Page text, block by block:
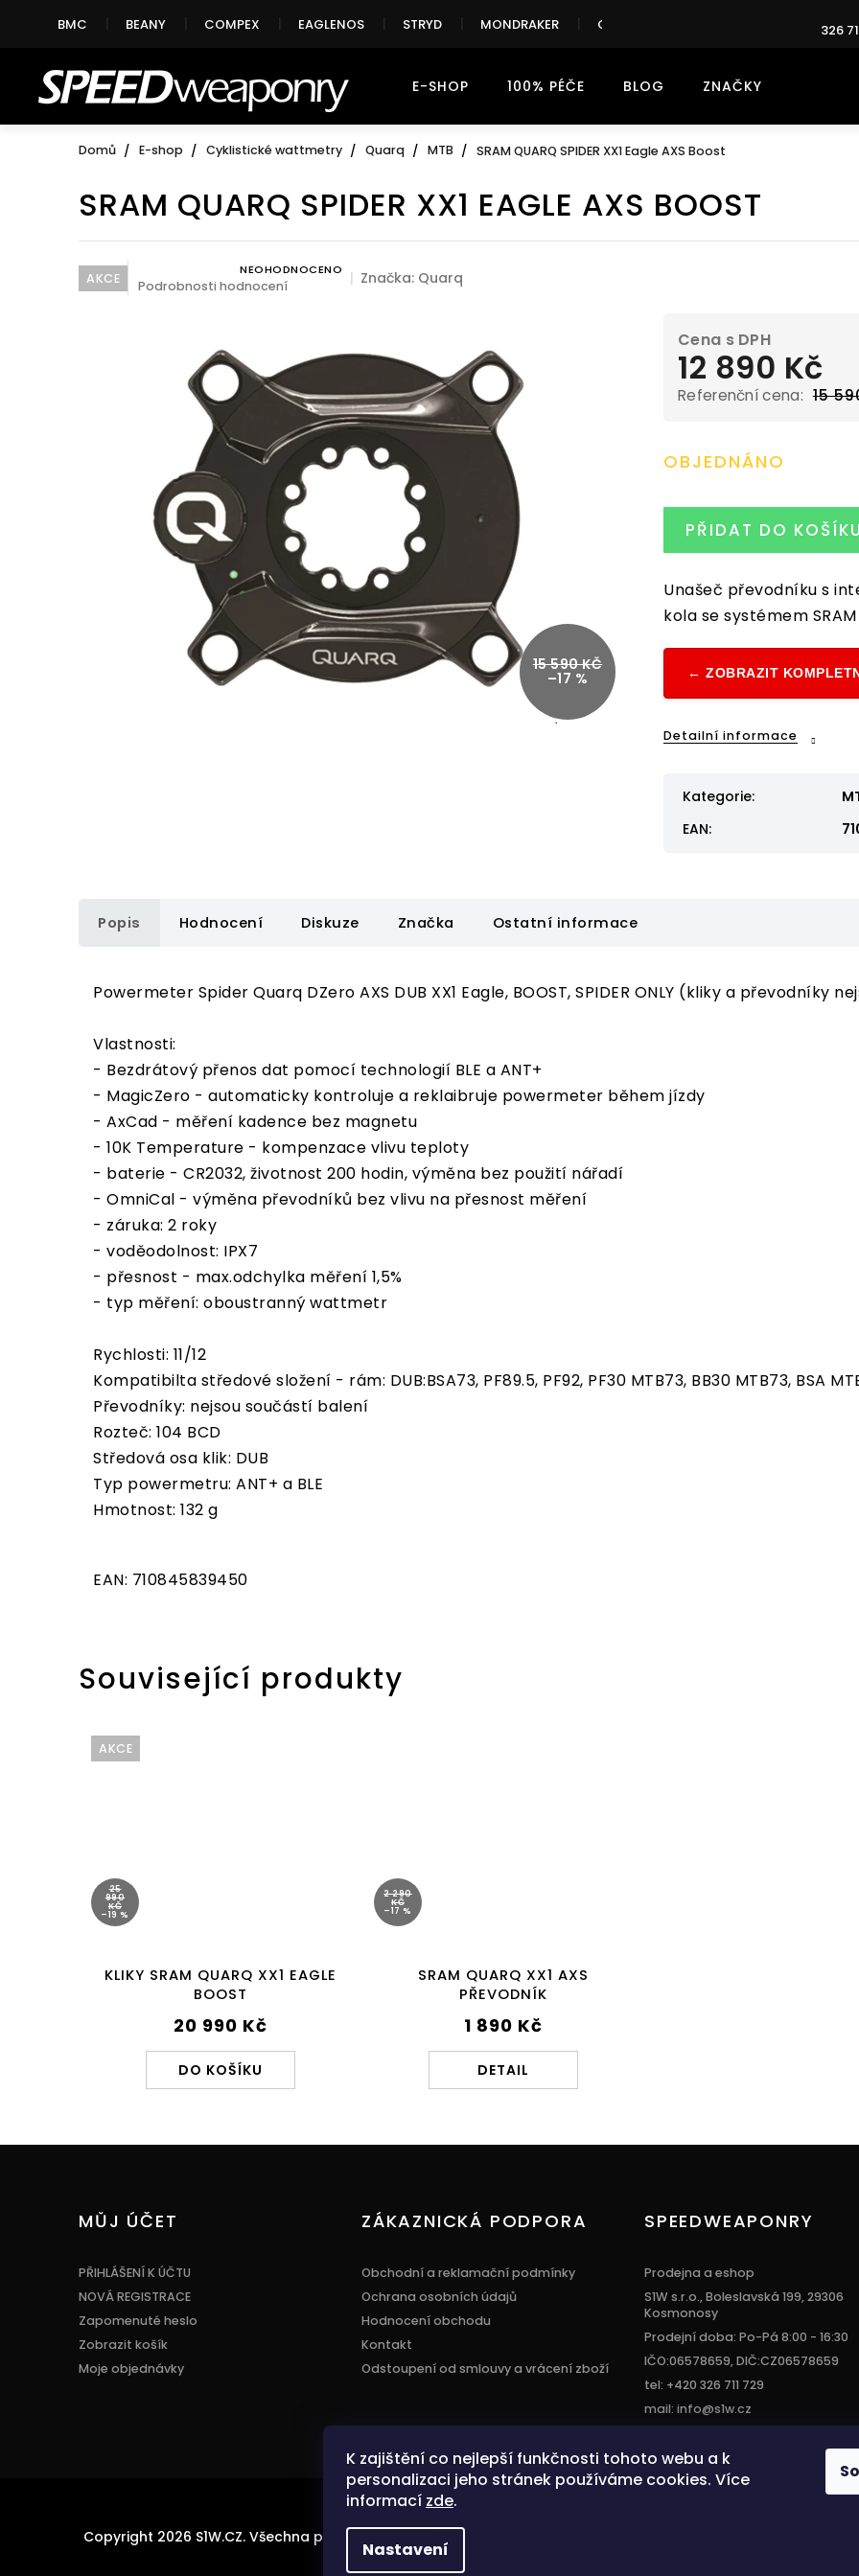
K zajištění co nejlepší funkčnosti tohoto webu a k
personalizaci jeho stránek používáme cookies. Více
informací zde.
Nastavení
326
BMC BEANY COMPEX EAGLENOS STRYD MONDRAKER CANNONDALE
E-SHOP 100% PÉČE BLOG ZNAČKY
Domů E-shop Cyklistické wattmetry Quarq MTB SRAM QUARQ SPIDER XX1 Eagle AXS Boost
SRAM QUARQ SPIDER XX1 EAGLE AXS BOOST
AKCE Průměrné hodnocení produktu je 0,0 z 5 hvězdiček.
NEOHODNOCENO
Podrobnosti hodnocení Značka: Quarq
15 590 KČ
–17 %
15
12 890 Kč
OBJEDNÁNO
PŘIDAT DO KOŠÍKU
Unašeč převodníku s
kola se systémem SRAM
← ZOBRAZIT
Detailní informace
Kategorie:
EAN:
Popis Hodnocení Diskuze Značka Ostatní informace
Powermeter Spider Quarq DZero AXS DUB XX1 Eagle, BOOST, SPIDER ONLY (kliky a převodníky
Vlastnosti:
- Bezdrátový přenos dat pomocí technologií BLE a ANT+
- MagicZero - automaticky kontroluje a reklaibruje powermeter během jízdy
- AxCad - měření kadence bez magnetu
- 10K Temperature - kompenzace vlivu teploty
- baterie - CR2032, životnost 200 hodin, výměna bez použití nářadí
- OmniCal - výměna převodníků bez vlivu na přesnost měření
- záruka: 2 roky
- voděodolnost: IPX7
- přesnost - max.odchylka měření 1,5%
- typ měření: oboustranný wattmetr
Rychlosti: 11/12
Kompatibilta středové složení - rám: DUB:BSA73, PF89.5, PF92, PF30 MTB73, BB30 MTB73, BSA
Převodníky: nejsou součástí balení
Rozteč: 104 BCD
Středová osa klik: DUB
Typ powermetru: ANT+ a BLE
Hmotnost: 132 g
EAN: 710845839450
Související produkty
AKCE
25
990
KČ
–19 %
KLIKY SRAM QUARQ XX1 EAGLE
BOOST
20 990 Kč
DO KOŠÍKU
2 290
KČ
–17 %
SRAM QUARQ XX1 AXS
PŘEVODNÍK
1 890 Kč
DETAIL
Z
MŮJ ÚČET
PŘIHLÁŠENÍ K ÚČTU
NOVÁ REGISTRACE
Zapomenuté heslo
Zobrazit košík
Moje objednávky
ZÁKAZNICKÁ PODPORA
Obchodní a reklamační podmínky
Ochrana osobních údajů
Hodnocení obchodu
Kontakt
Odstoupení od smlouvy a vrácení zboží
SPEEDWEAPONRY
Prodejna a eshop
S1W s.r.o., Boleslavská 199, 29306
Kosmonosy
Prodejní doba: Po-Pá 8:00 - 16:30
IČO:06578659, DIČ:CZ06578659
tel: +420 326 711 729
mail: info@s1w.cz
Copyright 2026 S1W.CZ. Všechna práva vyhrazena.